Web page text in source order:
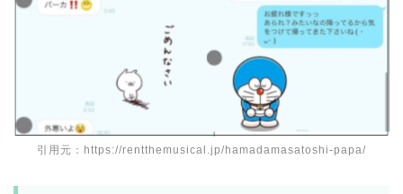
引用元：https://rentthemusical.jp/hamadamasatoshi-papa/